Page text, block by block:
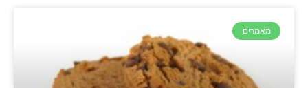
מאמרים